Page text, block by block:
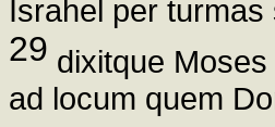
Israhel per
29 dixitque
ad locum quem